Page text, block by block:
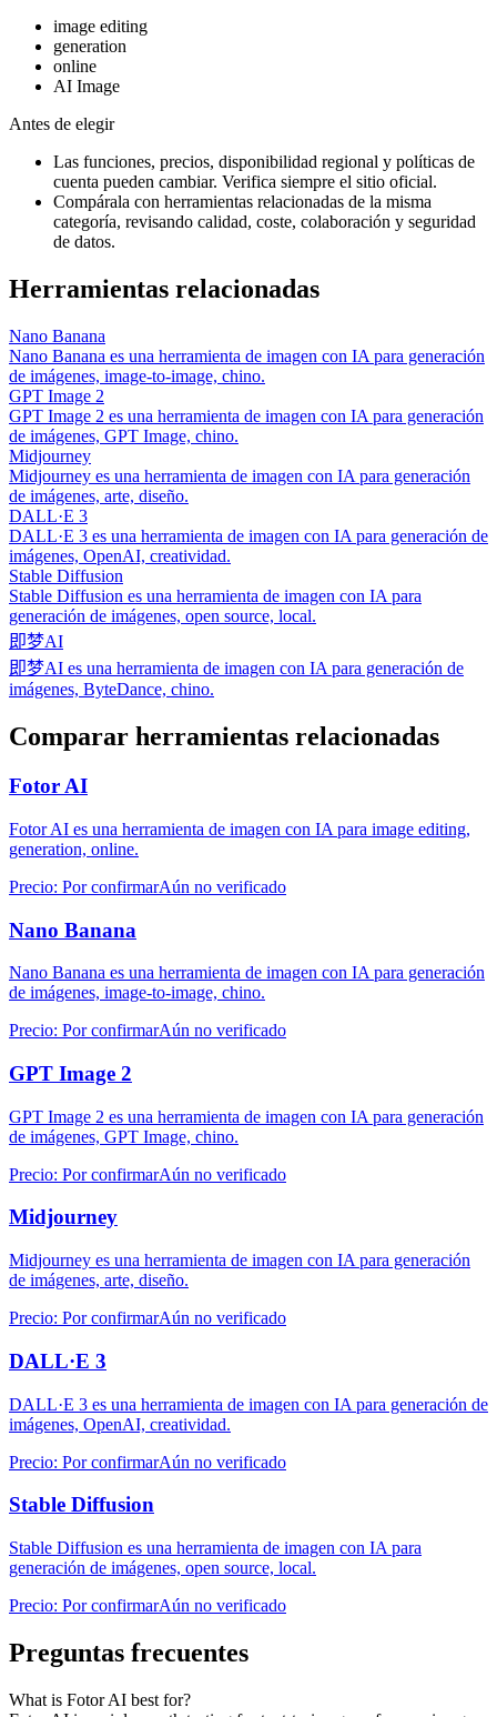
image editing
generation
online
AI Image
Antes de elegir
Las funciones, precios, disponibilidad regional y políticas de
cuenta pueden cambiar. Verifica siempre el sitio oficial.
Compárala con herramientas relacionadas de la misma
categoría, revisando calidad, coste, colaboración y seguridad
de datos.
Herramientas relacionadas
Nano Banana
Nano Banana es una herramienta de imagen con IA para generación
de imágenes, image-to-image, chino.
GPT Image 2
GPT Image 2 es una herramienta de imagen con IA para generación
de imágenes, GPT Image, chino.
Midjourney
Midjourney es una herramienta de imagen con IA para generación
de imágenes, arte, diseño.
DALL·E 3
DALL·E 3 es una herramienta de imagen con IA para generación de
imágenes, OpenAI, creatividad.
Stable Diffusion
Stable Diffusion es una herramienta de imagen con IA para
generación de imágenes, open source, local.
即梦AI
即梦AI es una herramienta de imagen con IA para generación de
imágenes, ByteDance, chino.
Comparar herramientas relacionadas
Fotor AI
Fotor AI es una herramienta de imagen con IA para image editing,
generation, online.
Precio: Por confirmarAún no verificado
Nano Banana
Nano Banana es una herramienta de imagen con IA para generación
de imágenes, image-to-image, chino.
Precio: Por confirmarAún no verificado
GPT Image 2
GPT Image 2 es una herramienta de imagen con IA para generación
de imágenes, GPT Image, chino.
Precio: Por confirmarAún no verificado
Midjourney
Midjourney es una herramienta de imagen con IA para generación
de imágenes, arte, diseño.
Precio: Por confirmarAún no verificado
DALL·E 3
DALL·E 3 es una herramienta de imagen con IA para generación de
imágenes, OpenAI, creatividad.
Precio: Por confirmarAún no verificado
Stable Diffusion
Stable Diffusion es una herramienta de imagen con IA para
generación de imágenes, open source, local.
Precio: Por confirmarAún no verificado
Preguntas frecuentes
What is Fotor AI best for?